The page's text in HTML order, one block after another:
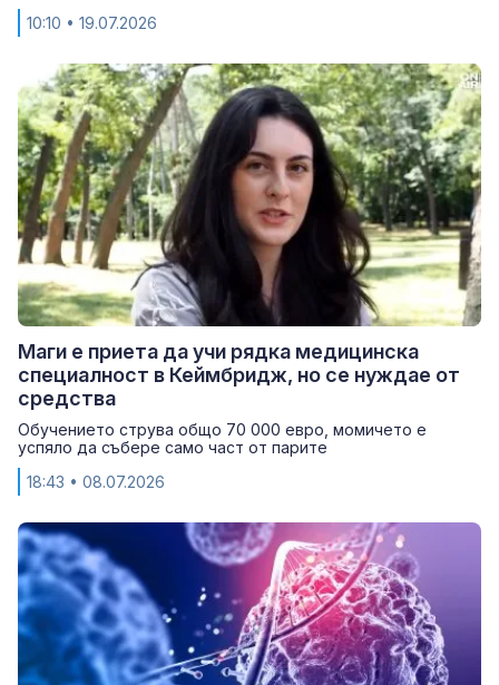
10:10 • 19.07.2026
Маги е приета да учи рядка медицинска
специалност в Кеймбридж, но се нуждае от
средства
Обучението струва общо 70 000 евро, момичето е
успяло да събере само част от парите
18:43 • 08.07.2026